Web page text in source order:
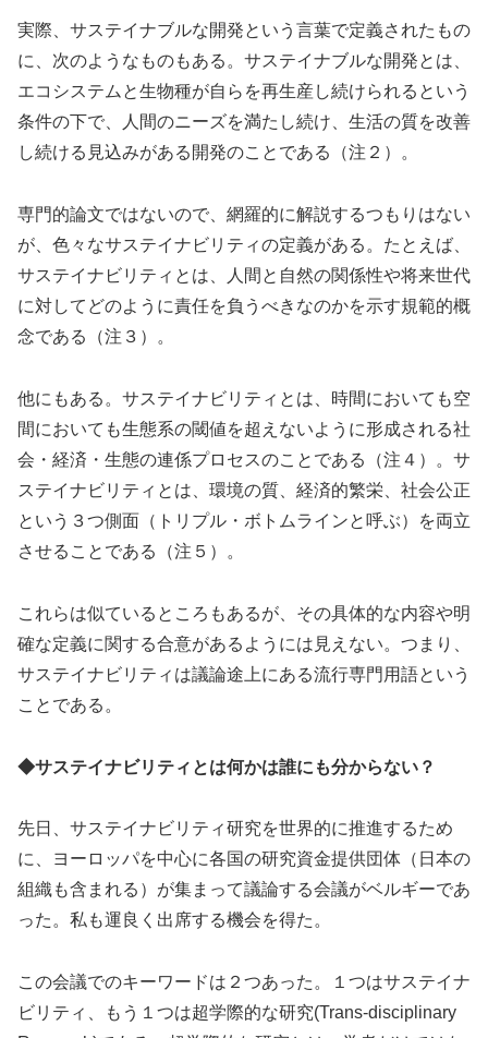
実際、サステイナブルな開発という言葉で定義されたもの
に、次のようなものもある。サステイナブルな開発とは、
エコシステムと生物種が自らを再生産し続けられるという
条件の下で、人間のニーズを満たし続け、生活の質を改善
し続ける見込みがある開発のことである（注２）。
専門的論文ではないので、網羅的に解説するつもりはない
が、色々なサステイナビリティの定義がある。たとえば、
サステイナビリティとは、人間と自然の関係性や将来世代
に対してどのように責任を負うべきなのかを示す規範的概
念である（注３）。
他にもある。サステイナビリティとは、時間においても空
間においても生態系の閾値を超えないように形成される社
会・経済・生態の連係プロセスのことである（注４）。サ
ステイナビリティとは、環境の質、経済的繁栄、社会公正
という３つ側面（トリプル・ボトムラインと呼ぶ）を両立
させることである（注５）。
これらは似ているところもあるが、その具体的な内容や明
確な定義に関する合意があるようには見えない。つまり、
サステイナビリティは議論途上にある流行専門用語という
ことである。
◆サステイナビリティとは何かは誰にも分からない？
先日、サステイナビリティ研究を世界的に推進するため
に、ヨーロッパを中心に各国の研究資金提供団体（日本の
組織も含まれる）が集まって議論する会議がベルギーであ
った。私も運良く出席する機会を得た。
この会議でのキーワードは２つあった。１つはサステイナ
ビリティ、もう１つは超学際的な研究(Trans-disciplinary